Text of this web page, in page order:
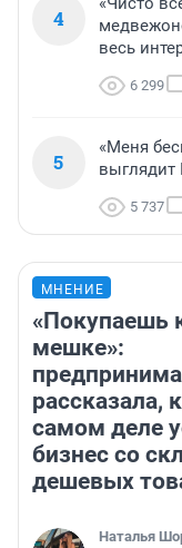
4
весь
6 299
5
«Меня
выглядит
5 737
МНЕНИЕ
«Покупаешь
мешке»:
рассказала,
самом деле
бизнес со
дешевых
Наталья